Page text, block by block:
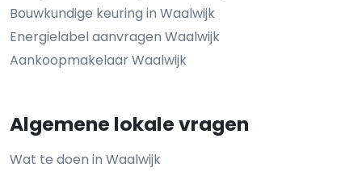
Bouwkundige keuring in Waalwijk
Energielabel aanvragen Waalwijk
Aankoopmakelaar Waalwijk
Algemene lokale vragen
Wat te doen in Waalwijk